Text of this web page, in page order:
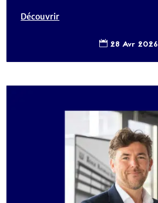
Découvrir
 28 Avr 2026